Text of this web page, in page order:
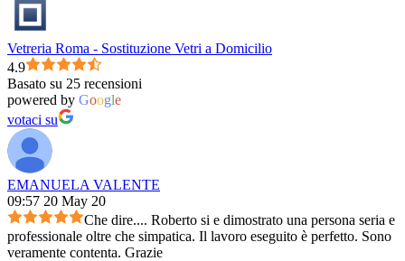
Vetreria Roma - Sostituzione Vetri a Domicilio
4.9
Basato su 25 recensioni
powered by Google
votaci su
EMANUELA VALENTE
09:57 20 May 20
Che dire.... Roberto si e dimostrato una persona seria e
professionale oltre che simpatica. Il lavoro eseguito è perfetto. Sono
veramente contenta. Grazie